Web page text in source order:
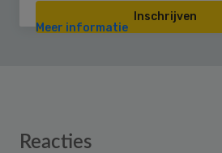
Inschrijven
Meer informatie
Reader
Reacties